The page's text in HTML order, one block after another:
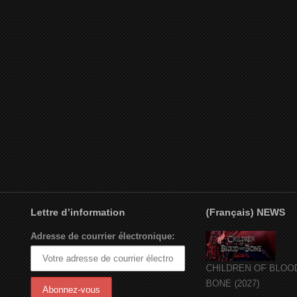
Lettre d’information
Adresse de courrier électronique:
(Français) NEWS
CHILDREN OF
BONE (2027)